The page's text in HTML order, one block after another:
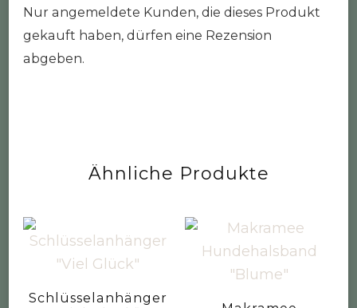
Nur angemeldete Kunden, die dieses Produkt
gekauft haben, dürfen eine Rezension
abgeben.
Ähnliche Produkte
Schlüsselanhänger